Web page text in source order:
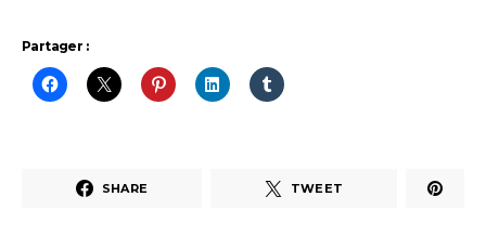
Partager :
SHARE TWEET